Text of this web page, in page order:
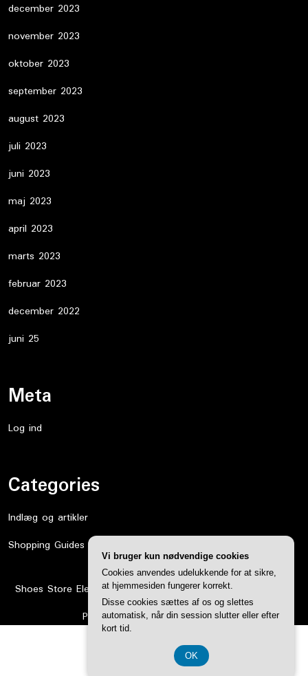
december 2023
november 2023
oktober 2023
september 2023
august 2023
juli 2023
juni 2023
maj 2023
april 2023
marts 2023
februar 2023
december 2022
juni 25
Meta
Log ind
Categories
Indlæg og artikler
Shopping Guides
Shoes Store Elementor WordPress ThemeBy WP Elemento
Proudly powered by WordPress
CVR DK374 077 39
Vi bruger kun nødvendige cookies
Cookies anvendes udelukkende for at sikre,
at hjemmesiden fungerer korrekt.
Disse cookies sættes af os og slettes
automatisk, når din session slutter eller efter
kort tid.
OK